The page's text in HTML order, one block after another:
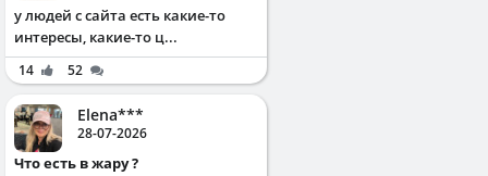
у людей с сайта есть какие-то
интересы, какие-то ц...
14 52
Elena***
28-07-2026
Что есть в жару ?